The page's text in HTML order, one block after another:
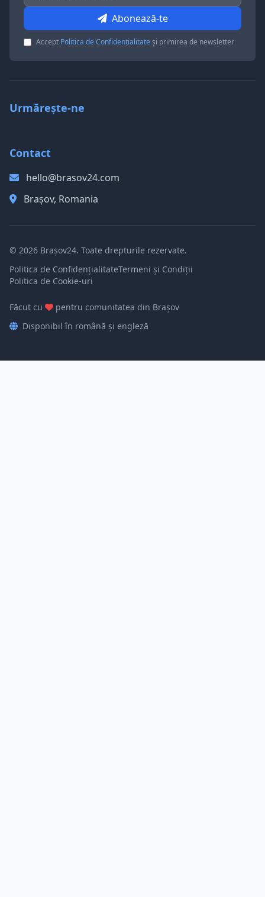
Abonează-te
Accept Politica de Confidențialitateși primirea de newsletter
Urmărește-ne
Contact
hello@brasov24.com
Brașov, Romania
© 2026 Brașov24. Toate drepturile rezervate.
Politica de ConfidențialitateTermeni și Condiții
Politica de Cookie-uri
Făcut cu
pentru comunitatea din Brașov
Disponibil în română și engleză